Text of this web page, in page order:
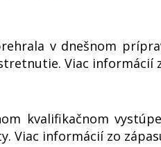
v dnešnom
Viac informácií
kvalifikačnom
Viac informácií zo